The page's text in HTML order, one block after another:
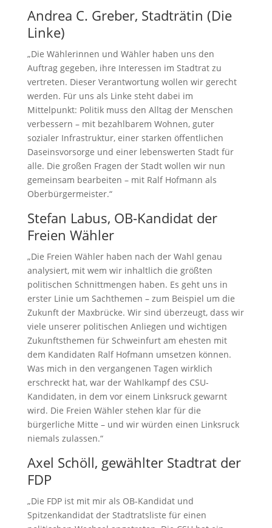
Andrea C. Greber, Stadträtin (Die
Linke)
„Die Wählerinnen und Wähler haben uns den
Auftrag gegeben, ihre Interessen im Stadtrat zu
vertreten. Dieser Verantwortung wollen wir gerecht
werden. Für uns als Linke steht dabei im
Mittelpunkt: Politik muss den Alltag der Menschen
verbessern – mit bezahlbarem Wohnen, guter
sozialer Infrastruktur, einer starken öffentlichen
Daseinsvorsorge und einer lebenswerten Stadt für
alle. Die großen Fragen der Stadt wollen wir nun
gemeinsam bearbeiten – mit Ralf Hofmann als
Oberbürgermeister.“
Stefan Labus, OB-Kandidat der
Freien Wähler
„Die Freien Wähler haben nach der Wahl genau
analysiert, mit wem wir inhaltlich die größten
politischen Schnittmengen haben. Es geht uns in
erster Linie um Sachthemen – zum Beispiel um die
Zukunft der Maxbrücke. Wir sind überzeugt, dass wir
viele unserer politischen Anliegen und wichtigen
Zukunftsthemen für Schweinfurt am ehesten mit
dem Kandidaten Ralf Hofmann umsetzen können.
Was mich in den vergangenen Tagen wirklich
erschreckt hat, war der Wahlkampf des CSU-
Kandidaten, in dem vor einem Linksruck gewarnt
wird. Die Freien Wähler stehen klar für die
bürgerliche Mitte – und wir würden einen Linksruck
niemals zulassen.“
Axel Schöll, gewählter Stadtrat der
FDP
„Die FDP ist mit mir als OB-Kandidat und
Spitzenkandidat der Stadtratsliste für einen